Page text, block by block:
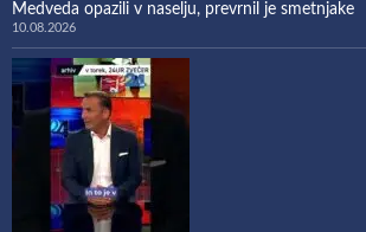
Medveda opazili v naselju, prevrnil je smetnjake
10.08.2026